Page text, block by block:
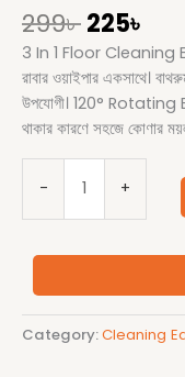
299৳225৳
3 In 1 Floor Cleaning
রাবার ওয়াইপার একসাথে।
উপযোগী। 120°
থাকার কারণে সহজে কোণার
- +
Category:Cleaning